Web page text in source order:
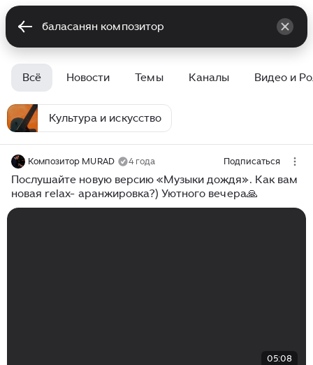
Всё Новости Темы Каналы Видео и
Культура и искусство
Композитор MURAD 4 года Подписаться
Послушайте новую версию «Музыки дождя». Как вам
новая relax- аранжировка?) Уютного вечера🙏
05:08